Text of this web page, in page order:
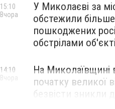
У Миколаєві за
обстежили більше
пошкоджених
обстрілами
15:10
Вчора
На Миколаївщині
початку великої
безвісти зникли
14:10
Вчора